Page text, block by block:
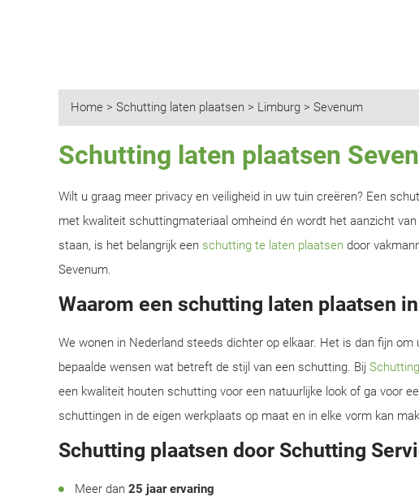
Home > Schutting laten plaatsen > Limburg > Sevenum
Schutting laten plaatsen
Wilt u graag meer privacy en veiligheid in uw tuin creëren? Een
met kwaliteit schuttingmateriaal omheind én wordt het aanzicht
staan, is het belangrijk een schutting te laten plaatsen door
Sevenum.
Waarom een schutting laten plaatsen
We wonen in Nederland steeds dichter op elkaar. Het is dan fijn
bepaalde wensen wat betreft de stijl van een schutting. Bij
een kwaliteit houten schutting voor een natuurlijke look of ga voor
schuttingen in de eigen werkplaats op maat en in elke vorm kan
Schutting plaatsen door Schutting
Meer dan 25 jaar ervaring